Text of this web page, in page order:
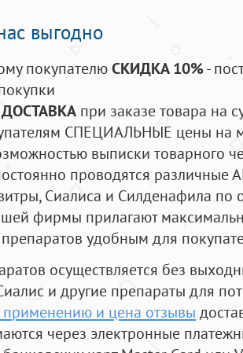
выгодно
покупателюСКИДКА 10%-
при заказе товара на
СПЕЦИАЛЬНЫЕ цены на
выписки товарного
проводятся
Сиалиса и Силденафила по
фирмы прилагают
удобным для
осуществляется без
и другие препараты для
применению и цена отзывы
через электронные